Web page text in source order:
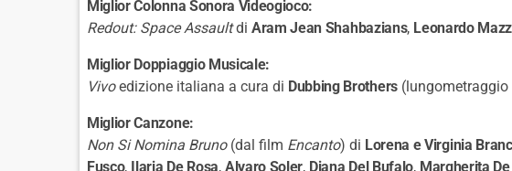
Miglior Colonna Sonora Videogioco:
Redout: Space Assaultdi Aram Jean Shahbazians, Leonardo
Miglior Doppiaggio Musicale:
Vivoedizione italiana a cura di Dubbing Brothers(lungometraggio
Miglior Canzone:
Non Si Nomina Bruno(dal film Encanto) di Lorena e Virginia
Fusco, Ilaria De Rosa, Alvaro Soler, Diana Del Bufalo, Margherita